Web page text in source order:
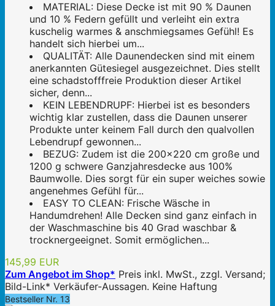
MATERIAL: Diese Decke ist mit 90 % Daunen
und 10 % Federn gefüllt und verleiht ein extra
kuschelig warmes & anschmiegsames Gefühl! Es
handelt sich hierbei um...
QUALITÄT: Alle Daunendecken sind mit einem
anerkannten Gütesiegel ausgezeichnet. Dies stellt
eine schadstofffreie Produktion dieser Artikel
sicher, denn...
KEIN LEBENDRUPF: Hierbei ist es besonders
wichtig klar zustellen, dass die Daunen unserer
Produkte unter keinem Fall durch den qualvollen
Lebendrupf gewonnen...
BEZUG: Zudem ist die 200x220 cm große und
1200 g schwere Ganzjahresdecke aus 100%
Baumwolle. Dies sorgt für ein super weiches sowie
angenehmes Gefühl für...
EASY TO CLEAN: Frische Wäsche in
Handumdrehen! Alle Decken sind ganz einfach in
der Waschmaschine bis 40 Grad waschbar &
trocknergeeignet. Somit ermöglichen...
145,99 EUR
Zum Angebot im Shop* Preis inkl. MwSt., zzgl. Versand;
Bild-Link* Verkäufer-Aussagen. Keine Haftung
Bestseller Nr. 13